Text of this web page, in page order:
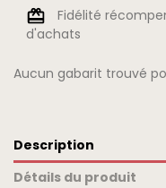
Fidélité
d'achats
Aucun gabarit trouvé
Description
Détails du produit